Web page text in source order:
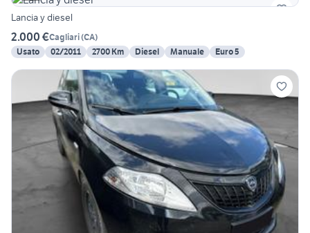
Lancia y diesel
2.000 €Cagliari(CA)
Usato
02/2011 2700 Km Diesel Manuale Euro 5